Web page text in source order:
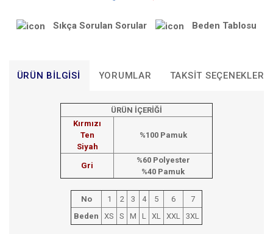
Sıkça Sorulan Sorular Beden Tablosu
ÜRÜN BILGISI YORUMLAR TAKSIT SEÇENEKLERI
ÜRÜN İÇERİĞİ
Kırmızı
Ten
Siyah
%100 Pamuk
Gri
%60 Polyester
%40 Pamuk
No 1 2 3 4 5 6
7
Beden
XS S M L XL XXL 3XL